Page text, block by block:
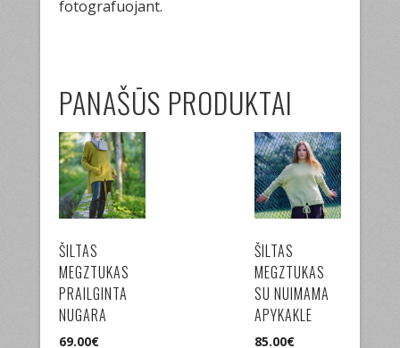
fotografuojant.
PANAŠŪS PRODUKTAI
ŠILTAS
MEGZTUKAS
PRAILGINTA
NUGARA
69.00€
ŠILTAS
MEGZTUKAS
SU NUIMAMA
APYKAKLE
85.00€